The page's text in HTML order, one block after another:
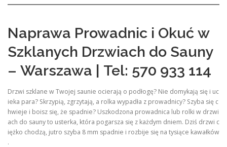
Naprawa Prowadnic i Okuć w
Szklanych Drzwiach do Sauny
– Warszawa | Tel: 570 933 114
Drzwi szklane w Twojej saunie ocierają o podłogę? Nie domykają się i uc
ieka para? Skrzypią, zgrzytają, a rolka wypadła z prowadnicy? Szyba się c
hwieje i boisz się, że spadnie? Uszkodzona prowadnica lub rolki w drzwi
ach do sauny to usterka, która pogarsza się z każdym dniem. Dziś drzwi c
iężko chodzą, jutro szyba 8 mm spadnie i rozbije się na tysiące kawałków
.